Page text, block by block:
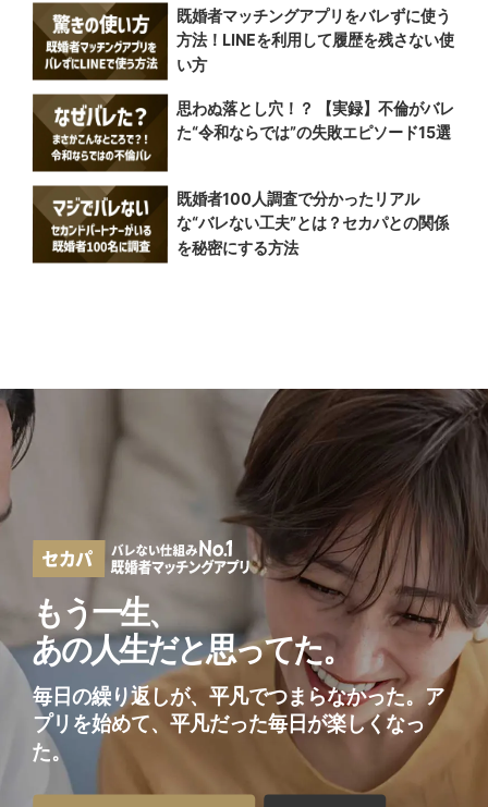
既婚者マッチングアプリをバレずに使う
方法！LINEを利用して履歴を残さない使
い方
思わぬ落とし穴！？ 【実録】不倫がバレ
た“令和ならでは”の失敗エピソード15選
既婚者100人調査で分かったリアル
な“バレない工夫”とは？セカパとの関係
を秘密にする方法
もう一生、
あの人生だと思ってた。
毎日の繰り返しが、平凡でつまらなかった。ア
プリを始めて、平凡だった毎日が楽しくなっ
た。